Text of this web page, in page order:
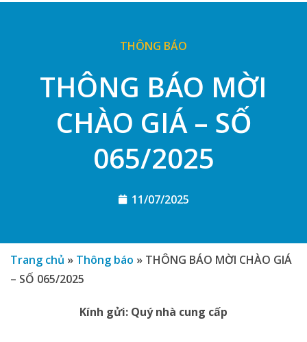
THÔNG BÁO
THÔNG BÁO MỜI
CHÀO GIÁ – SỐ
065/2025
11/07/2025
Trang chủ » Thông báo » THÔNG BÁO MỜI CHÀO GIÁ
– SỐ 065/2025
Kính gửi: Quý nhà cung cấp